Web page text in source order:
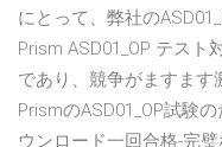
にとって、弊社の
Prism ASD01_OP テス
であり、競争がますます
PrismのASD01_OP試験
ウンロード一回合格-完